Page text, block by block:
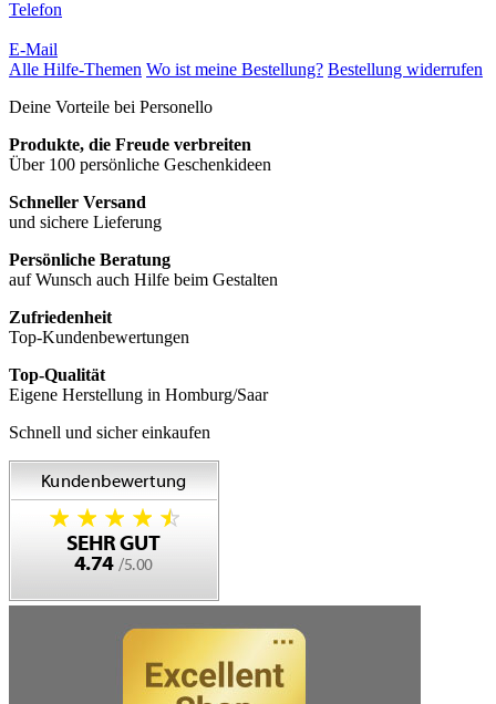
Telefon
E-Mail
Alle Hilfe-Themen Wo ist meine Bestellung? Bestellung widerrufen
Deine Vorteile bei Personello
Produkte, die Freude verbreiten
Über 100 persönliche Geschenkideen
Schneller Versand
und sichere Lieferung
Persönliche Beratung
auf Wunsch auch Hilfe beim Gestalten
Zufriedenheit
Top-Kundenbewertungen
Top-Qualität
Eigene Herstellung in Homburg/Saar
Schnell und sicher einkaufen